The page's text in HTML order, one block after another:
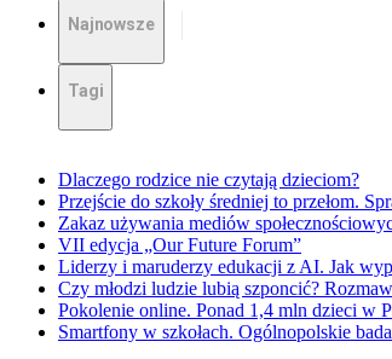
Najnowsze
Tagi
Dlaczego rodzice nie czytają dzieciom?
Przejście do szkoły średniej to przełom.
Zakaz używania mediów
VII edycja „Our Future Forum”
Liderzy i maruderzy edukacji z AI. Jak
Czy młodzi ludzie lubią szponcić?
Pokolenie online. Ponad 1,4 mln dzieci w
Smartfony w szkołach. Ogólnopolskie